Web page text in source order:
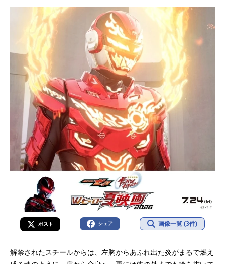
ポスト シェア 画像一覧 (3件)
解禁されたスチールからは、左胸からあふれ出た炎がまるで燃え